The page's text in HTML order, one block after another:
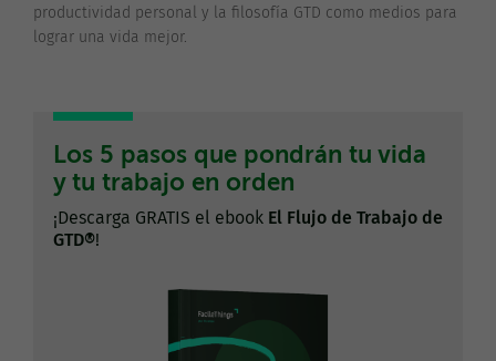
productividad personal y la filosofía GTD como medios para
lograr una vida mejor.
Los 5 pasos que pondrán tu vida
y tu trabajo en orden
¡Descarga GRATIS el ebook El Flujo de Trabajo de
GTD®!